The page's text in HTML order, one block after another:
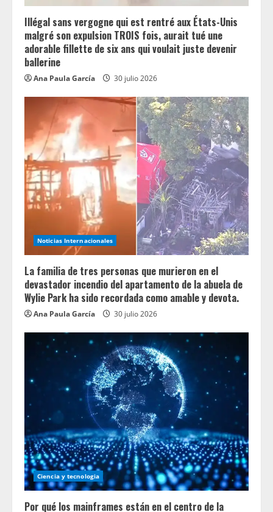
Illégal sans vergogne qui est rentré aux États-Unis
malgré son expulsion TROIS fois, aurait tué une
adorable fillette de six ans qui voulait juste devenir
ballerine
Ana Paula García 30 julio 2026
Noticias Internacionales
La familia de tres personas que murieron en el
devastador incendio del apartamento de la abuela de
Wylie Park ha sido recordada como amable y devota.
Ana Paula García 30 julio 2026
Ciencia y tecnologia
Por qué los mainframes están en el centro de la